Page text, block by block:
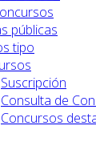
públicas
tipo
Suscripción
Consulta de
Concursos